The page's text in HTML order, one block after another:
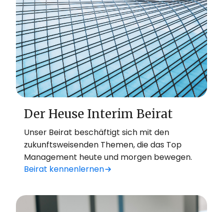
Der Heuse Interim Beirat
Unser Beirat beschäftigt sich mit den
zukunftsweisenden Themen, die das Top
Management heute und morgen bewegen.
Beirat kennenlernen